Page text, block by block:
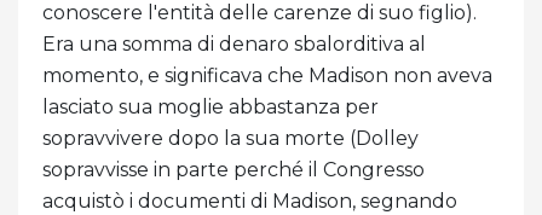
conoscere l'entità delle carenze di suo figlio).
Era una somma di denaro sbalorditiva al
momento, e significava che Madison non aveva
lasciato sua moglie abbastanza per
sopravvivere dopo la sua morte (Dolley
sopravvisse in parte perché il Congresso
acquistò i documenti di Madison, segnando